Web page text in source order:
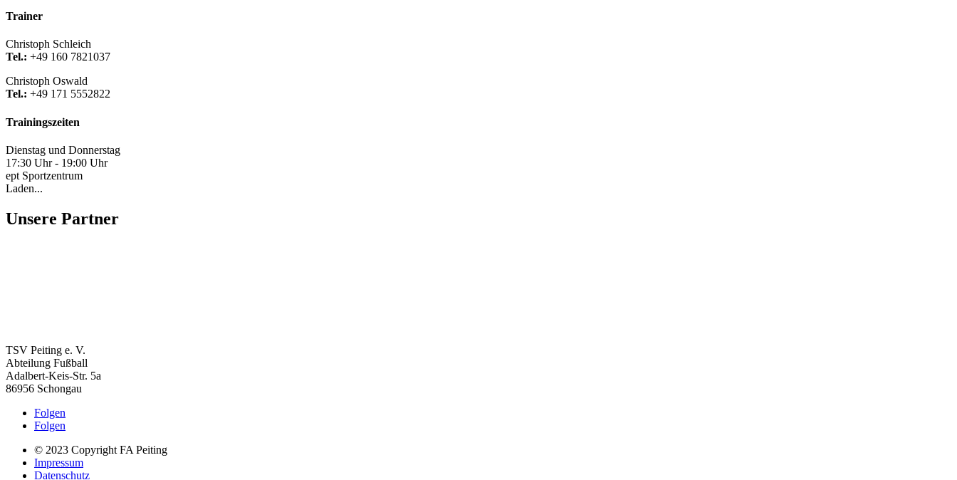
Trainer
Christoph Schleich
Tel.: +49 160 7821037
Christoph Oswald
Tel.: +49 171 5552822
Trainingszeiten
Dienstag und Donnerstag
17:30 Uhr - 19:00 Uhr
ept Sportzentrum
Laden...
Unsere Partner
TSV Peiting e. V.
Abteilung Fußball
Adalbert-Keis-Str. 5a
86956 Schongau
Folgen
Folgen
© 2023 Copyright FA Peiting
Impressum
Datenschutz